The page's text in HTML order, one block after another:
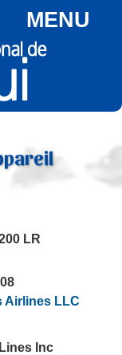
MENU
LR
Airlines LLC
Inc